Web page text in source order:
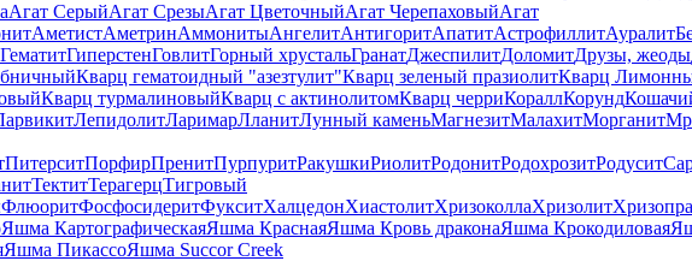
Агат СерыйАгат СрезыАгат ЦветочныйАгат ЧерепаховыйАгат
АметистАметринАммонитыАнгелитАнтигоритАпатитАстрофиллитАуралит
ГематитГиперстенГовлитГорный хрустальГранатДжеспилитДоломитДрузы, жеоды
Кварц гематоидный "азезтулит"Кварц зеленый празиолитКварц
Кварц турмалиновыйКварц с актинолитомКварц черриКораллКорунд
ЛепидолитЛаримарЛланитЛунный каменьМагнезитМалахитМорганит
ПитерситПорфирПренитПурпуритРакушкиРиолитРодонитРодохрозитРодусит
ТектитТерагерцТигровый
ФлюоритФосфосидеритФукситХалцедонХиастолитХризоколлаХризолит
Яшма КартографическаяЯшма КраснаяЯшма Кровь драконаЯшма Крокодиловая
Яшма ПикассоЯшма Succor Creek